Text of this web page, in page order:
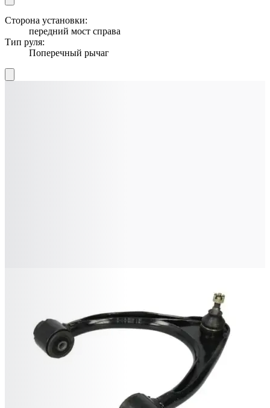
Сторона установки:
передний мост справа
Тип руля:
Поперечный рычаг